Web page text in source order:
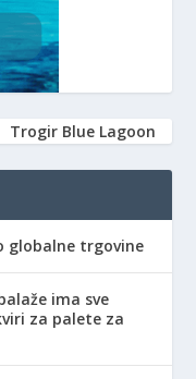
Trogir Blue Lagoon
globalne trgovine
ima sve
za palete za